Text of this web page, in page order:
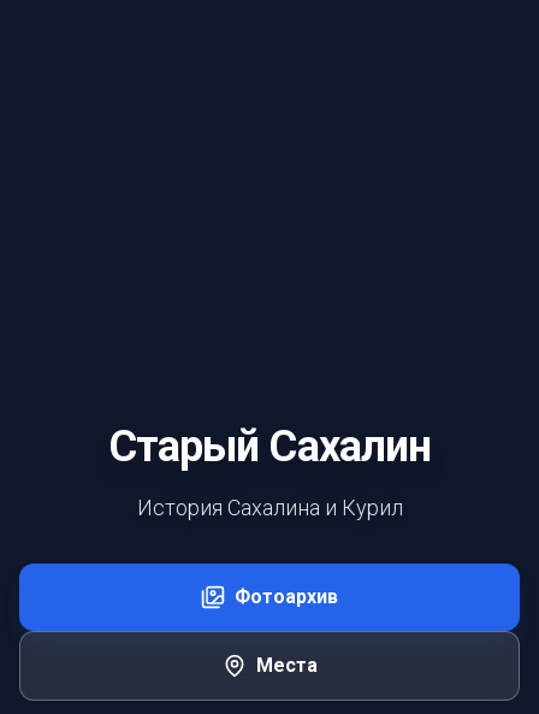
Старый Сахалин
История Сахалина и Курил
Фотоархив
Места